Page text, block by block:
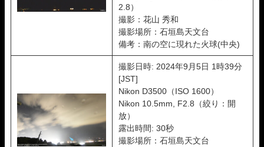
2.8）
撮影：花山 秀和
撮影場所：石垣島天文台
備考：南の空に現れた火球(中央)
撮影日時: 2024年9月5日 1時39分
[JST]
Nikon D3500（ISO 1600）
Nikon 10.5mm, F2.8（絞り：開
放）
露出時間: 30秒
撮影場所：石垣島天文台